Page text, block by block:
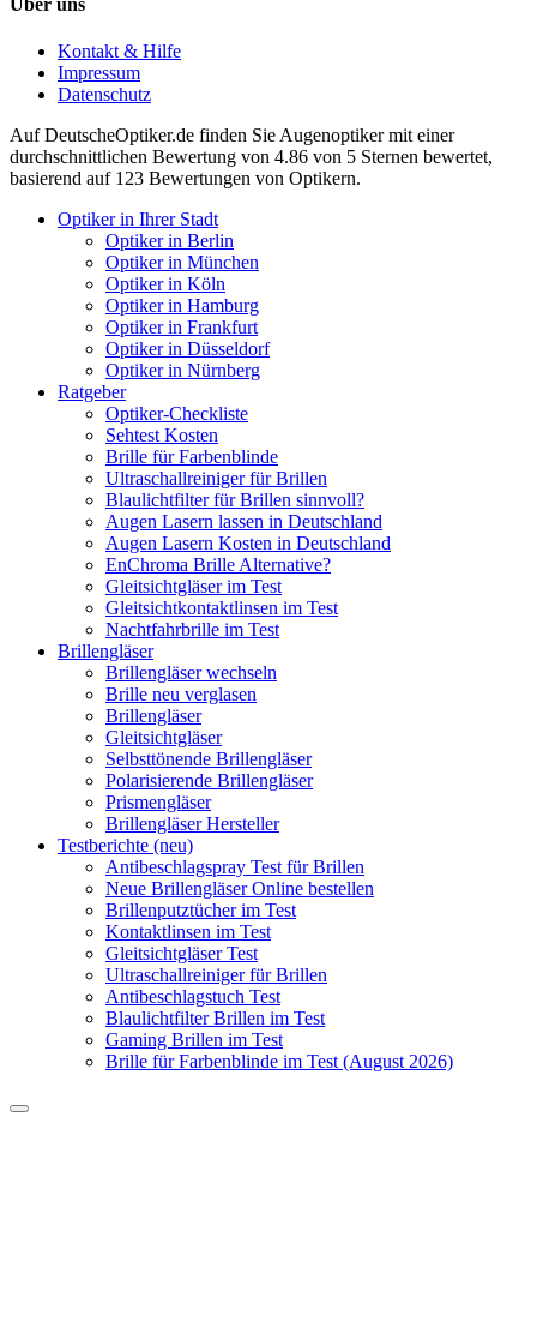
Kontakt & Hilfe
Impressum
Datenschutz
AufDeutscheOptiker.de finden Sie Augenoptiker mit einer
durchschnittlichen Bewertung von 4.86 von 5 Sternen bewertet,
basierend auf 123 Bewertungen von Optikern.
Optiker in Ihrer Stadt
Optiker in Berlin
Optiker in München
Optiker in Köln
Optiker in Hamburg
Optiker in Frankfurt
Optiker in Düsseldorf
Optiker in Nürnberg
Ratgeber
Optiker-Checkliste
Sehtest Kosten
Brille für Farbenblinde
Ultraschallreiniger für Brillen
Blaulichtfilter für Brillen sinnvoll?
Augen Lasern lassen in Deutschland
Augen Lasern Kosten in Deutschland
EnChroma Brille Alternative?
Gleitsichtgläser im Test
Gleitsichtkontaktlinsen im Test
Nachtfahrbrille im Test
Brillengläser
Brillengläser wechseln
Brille neu verglasen
Brillengläser
Gleitsichtgläser
Selbsttönende Brillengläser
Polarisierende Brillengläser
Prismengläser
Brillengläser Hersteller
Testberichte (neu)
Antibeschlagspray Test für Brillen
Neue Brillengläser Online bestellen
Brillenputztücher im Test
Kontaktlinsen im Test
Gleitsichtgläser Test
Ultraschallreiniger für Brillen
Antibeschlagstuch Test
Blaulichtfilter Brillen im Test
Gaming Brillen im Test
Brille für Farbenblinde im Test (August 2026)